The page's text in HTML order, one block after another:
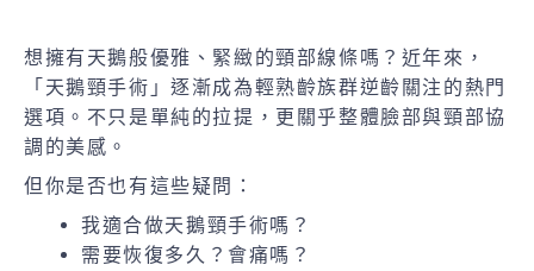
想擁有天鵝般優雅、緊緻的頸部線條嗎？近年來，
「天鵝頸手術」逐漸成為輕熟齡族群逆齡關注的熱門
選項。不只是單純的拉提，更關乎整體臉部與頸部協
調的美感。
但你是否也有這些疑問：
我適合做天鵝頸手術嗎？
需要恢復多久？會痛嗎？